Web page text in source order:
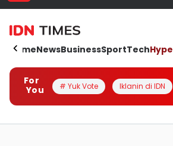
HomeNewsBusinessSportTechHype
For
You
# Yuk Vote Iklanin di IDN